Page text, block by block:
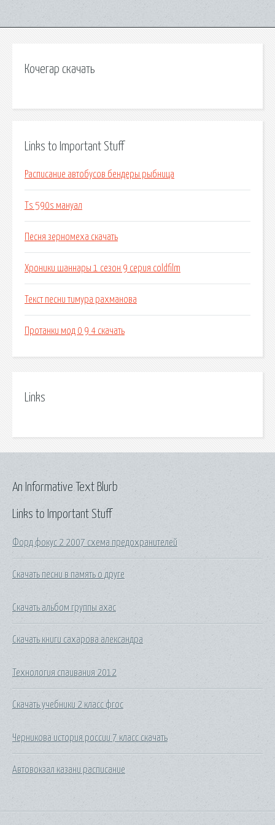
Кочегар скачать
Links to Important Stuff
Расписание автобусов бендеры рыбница
Ts 590s мануал
Песня зерномеха скачать
Хроники шаннары 1 сезон 9 серия coldfilm
Текст песни тимура рахманова
Протанки мод 0 9 4 скачать
Links
Links to Important Stuff
Форд фокус 2 2007 схема предохранителей
Скачать песни в память о друге
Скачать альбом группы ахас
Скачать книги сахарова александра
Технология спаивания 2012
Скачать учебники 2 класс фгос
Черникова история россии 7 класс скачать
Автовокзал казани расписание
An Informative Text Blurb